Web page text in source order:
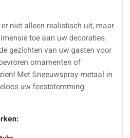
niet alleen realistisch uit, maar
toe aan uw decoraties.
gezichten van uw gasten voor
ornamenten of
Met Sneeuwspray metaal in
uw feeststemming